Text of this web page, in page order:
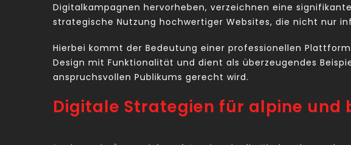
Digitalkampagnen hervorheben, verzeichnen eine
strategische Nutzung hochwertiger Websites, die nicht nur
Hierbei kommt der Bedeutung einer professionellen
Design mit Funktionalität und dient als überzeugendes
anspruchsvollen Publikums gerecht wird.
Digitale Strategien für alpine und